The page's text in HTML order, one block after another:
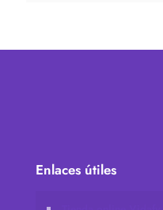
Enlaces útiles